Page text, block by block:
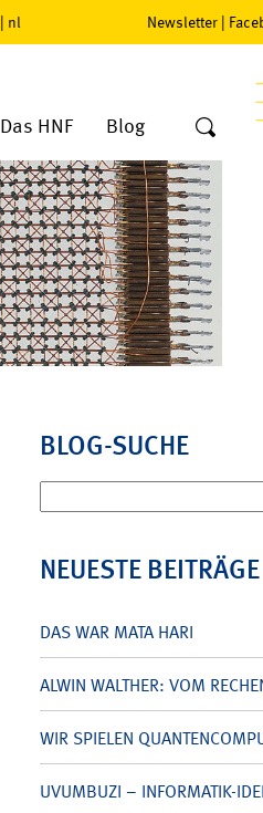
| nl Newsletter |
Das HNF Blog
BLOG-SUCHE
nach:
NEUESTE BEITRÄGE
DAS WAR MATA HARI
ALWIN WALTHER: VOM
WIR SPIELEN
UVUMBUZI – INFORMATIK-